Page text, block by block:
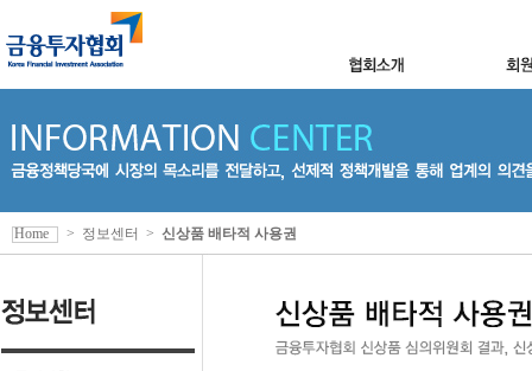
Home > 정보센터 > 신상품 배타적 사용권